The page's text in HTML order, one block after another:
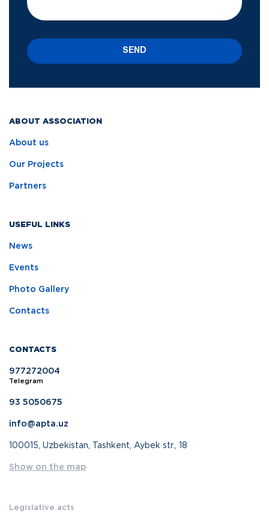
ABOUT ASSOCIATION
About us
Our Projects
Partners
USEFUL LINKS
News
Events
Photo Gallery
Contacts
CONTACTS
977272004
Telegram
93 5050675
info@apta.uz
100015, Uzbekistan, Tashkent, Aybek str., 18
Show on the map
Legislative acts
SEND